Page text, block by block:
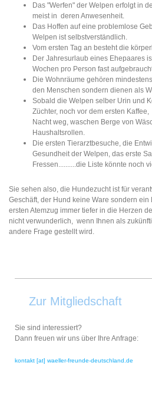
Das "Werfen" der Welpen erfolgt in
meist in deren Anwesenheit.
Das Hoffen auf eine problemlose
Welpen ist selbstverständlich.
Vom ersten Tag an besteht die
Der Jahresurlaub eines Ehepaares
Wochen pro Person fast
Die Wohnräume gehören
den Menschen sondern dienen als
Sobald die Welpen selber Urin und
Züchter, noch vor dem ersten
Nacht weg, waschen Berge von
Haushaltsrollen.
Die ersten Tierarztbesuche, die
Gesundheit der Welpen, das erste
Fressen..........die Liste könnte noch
Sie sehen also, die Hundezucht ist für
Geschäft, der Hund keine Ware sondern
ersten Atemzug immer tiefer in die Herzen
nicht verwunderlich, wenn Ihnen als
andere Frage gestellt wird.
Zur Mitgliedschaft
Sie sind interessiert?
Dann freuen wir uns über Ihre Anfrage:
kontakt [at] waeller-freunde-deutschland.de